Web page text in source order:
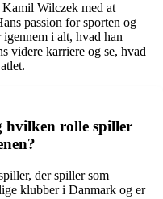
Wilczek med at
passion for sporten og
i alt, hvad han
videre karriere og se, hvad
hvilken rolle spiller
der spiller som
klubber i Danmark og er